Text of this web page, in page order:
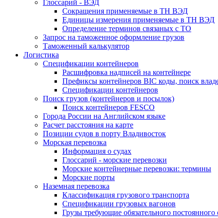
Глоссарий - ВЭД
Сокращения применяемые в ТН ВЭД
Единицы измерения применяемые в ТН ВЭД
Определение терминов связаных с ТО
Запрос на таможенное оформление грузов
Таможенный калькулятор
Логистика
Спецификации контейнеров
Расшифровка надписей на контейнере
Префиксы контейнеров BIC коды, поиск
Спецификации контейнеров
Поиск грузов (контейнеров и посылок)
Поиск контейнеров FESCO
Города России на Английском языке
Расчет расстояния на карте
Позиции судов в порту Владивосток
Морская перевозка
Информация о судах
Глоссарий - морские перевозки
Морские контейнерные перевозки: термины
Морские порты
Наземная перевозка
Классификация грузового транспорта
Спецификации грузовых вагонов
Грузы требующие обязательного